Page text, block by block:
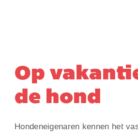
Op
de hond
Hondeneigenaren kennen het